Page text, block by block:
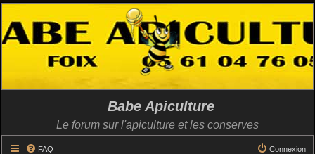
Babe Apiculture
Le forum sur l'apiculture et les conserves
FAQ Connexion